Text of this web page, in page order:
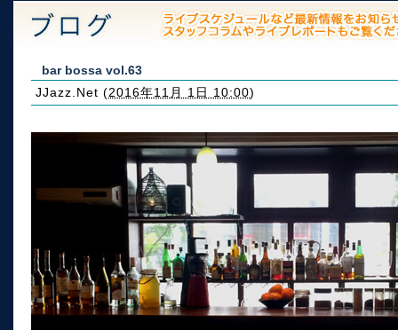
bar bossa vol.63
JJazz.Net (2016年11月 1日 10:00)